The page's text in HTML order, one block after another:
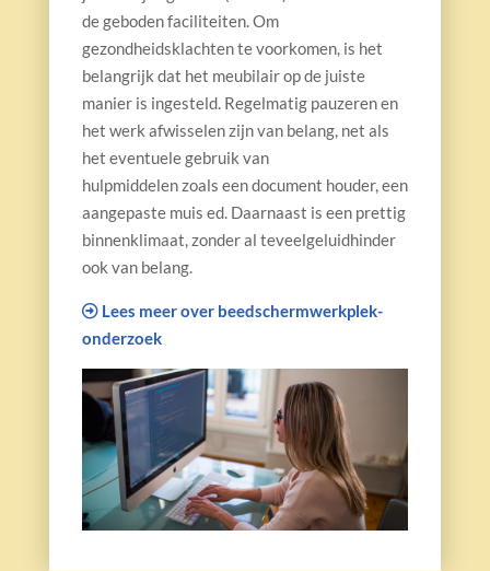
degeboden faciliteiten.Om
gezondheidsklachten te voorkomen, is het
belangrijk dat het meubilair op de juiste
manier is ingesteld. Regelmatig pauzeren en
het werk afwisselen zijn van belang, net als
het eventuele gebruik van
hulpmiddelenzoals een document houder, een
aangepaste muis ed. Daarnaast is een prettig
binnenklimaat, zonder al teveelgeluidhinder
ook van belang.
Lees meer over beedschermwerkplek-
onderzoek